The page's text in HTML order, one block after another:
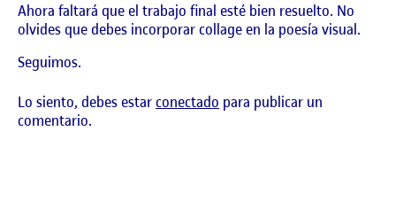
Ahora faltará que el trabajo final esté bien resuelto. No
olvides que debes incorporar collage en la poesía visual.
Seguimos.
Lo siento, debes estarconectado para publicar un
comentario.